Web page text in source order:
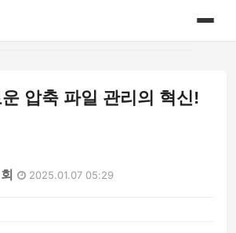
압축 파일 관리의 혁신!
2025.01.07 05:29